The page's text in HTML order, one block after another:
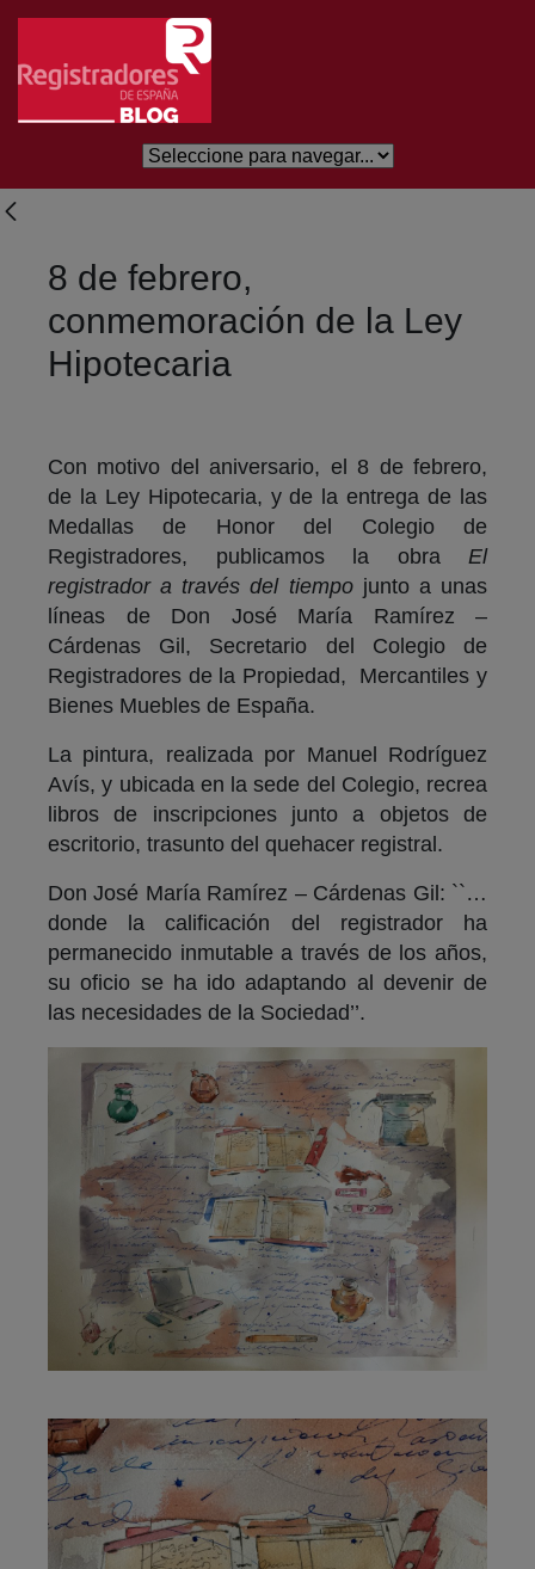
Salta al contingut principal
8 de febrero,
conmemoración de la Ley
Hipotecaria
Con motivo del aniversario, el 8 de febrero,
de la Ley Hipotecaria, y de la entrega de las
Medallas de Honor del Colegio de
Registradores, publicamos la obra El
registrador a través del tiempojunto a unas
líneas de Don José María Ramírez –
Cárdenas Gil, Secretario del Colegio de
Registradores de la Propiedad, Mercantiles y
Bienes Muebles de España.
La pintura, realizada por Manuel Rodríguez
Avís, y ubicada en la sede del Colegio, recrea
libros de inscripciones junto a objetos de
escritorio, trasunto del quehacer registral.
Don José María Ramírez – Cárdenas Gil: ``…
donde la calificación del registrador ha
permanecido inmutable a través de los años,
su oficio se ha ido adaptando al devenir de
las necesidades de la Sociedad’’.